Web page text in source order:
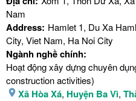
Nam
Address: Hamlet 1, Du Xa
City, Viet Nam, Ha Noi City
Ngành nghề chính:
Hoạt động xây dựng chuyên
construction activities)
Xã Hòa Xá, Huyện Ba Vì,